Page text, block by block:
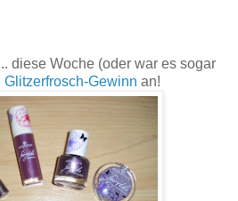
diese Woche (oder war es sogar
Glitzerfrosch-Gewinn an!